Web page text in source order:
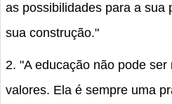
as possibilidades para a sua
sua construção."
2. "A educação não pode
valores. Ela é sempre uma